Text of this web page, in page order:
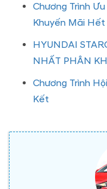
Chương Trình
Khuyến Mãi Hết
HYUNDAI
NHẤT PHÂN
Chương Trình
Kết